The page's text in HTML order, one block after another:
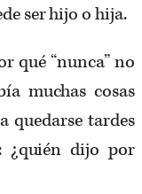
ser hijo o hija.
qué “nunca” no
muchas cosas
quedarse tardes
¿quién dijo por